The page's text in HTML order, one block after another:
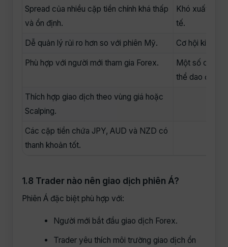
Spread của nhiều cặp tiền chính khá thấp
và ổn định.
Khó xuất hiện
tế.
Dễ quản lý rủi ro hơn so với phiên Mỹ. Cơ hội kiếm
Phù hợp với người mới tham gia Forex.
Một số cặp
thể dao động
Thích hợp giao dịch theo vùng giá hoặc
Scalping.
Các cặp tiền chứa JPY, AUD và NZD có
thanh khoản tốt.
1.8 Trader nào nên giao dịch phiên Á?
Phiên Á đặc biệt phù hợp với:
Người mới bắt đầu giao dịch Forex.
Trader yêu thích môi trường giao dịch ổn